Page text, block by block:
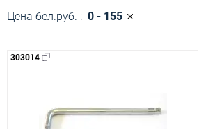
Цена бел.руб. : 0 - 155
303014